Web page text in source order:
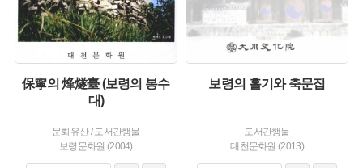
保寧의 烽燧臺 (보령의 봉수
대)
문화유산/도서간행물
보령문화원 (2004)
보령의 홀기와 축문집
도서간행물
대천문화원 (2013)